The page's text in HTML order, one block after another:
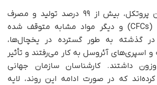
به لطف اجرای این پروتکل، بیش از ۹۹ درصد تولید و مصرف
کلروفلوئوروکربن‌ها (CFCs) و دیگر مواد مشابه متوقف شده
گذشته به طور گسترده در یخچال‌ها،
اسپری‌های آئروسل به کار می‌رفتند و تأثیر
داشتند. کارشناسان سازمان جهانی
که در صورت ادامه این روند، لایه